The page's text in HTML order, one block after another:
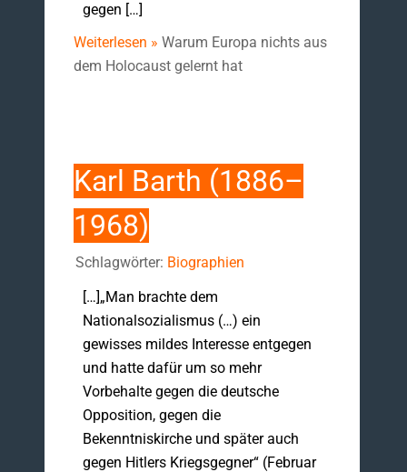
gegen […]
Weiterlesen » Warum Europa nichts aus
dem Holocaust gelernt hat
Karl Barth (1886–
1968)
Schlagwörter: Biographien
[…]„Man brachte dem
Nationalsozialismus (…) ein
gewisses mildes Interesse entgegen
und hatte dafür um so mehr
Vorbehalte gegen die deutsche
Opposition, gegen die
Bekenntniskirche und später auch
gegen Hitlers Kriegsgegner“ (Februar